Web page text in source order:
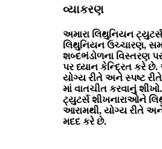
વ્યાકરણ
અમારા લિથુનિયન ટ્યુટર્સ
લિથુનિયન ઉચ્ચારણ,
શબ્દભંડોળના વિસ્તરણ
પર ધ્યાન કેન્દ્રિત કરે
યોગ્ય રીતે અને સ્પષ્ટ
માં વાતચીત કરવાનું
ટ્યુટર્સ શીખનારાઓને
આરામથી, યોગ્ય રીતે
મદદ કરે છે.